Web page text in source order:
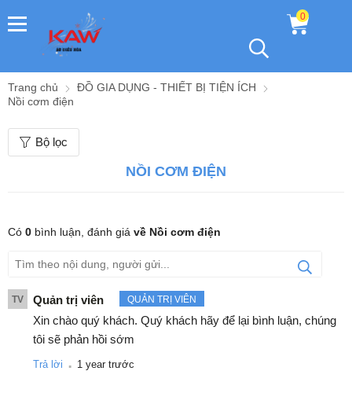
0
Trang chủ
ĐỒ GIA DỤNG - THIẾT BỊ TIỆN ÍCH
Nồi cơm điện
Bộ lọc
NỒI CƠM ĐIỆN
Có 0 bình luận, đánh giá về Nồi cơm điện
TV Quản trị viên QUẢN TRỊ VIÊN
Xin chào quý khách. Quý khách hãy để lại bình luận, chúng
tôi sẽ phản hồi sớm
Trả lời . 1 year trước